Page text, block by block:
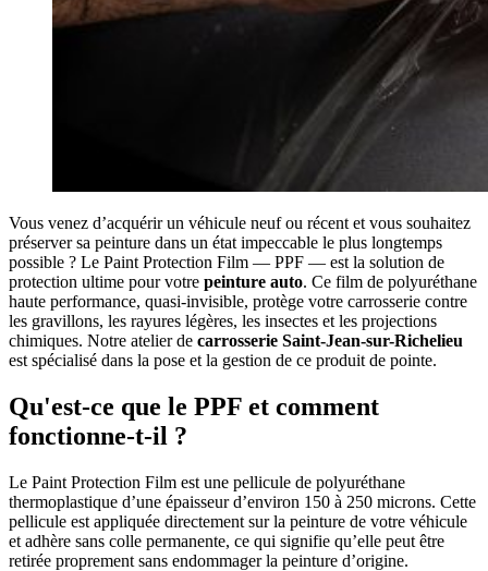
Vous venez d’acquérir un véhicule neuf ou récent et vous souhaitez
préserver sa peinture dans un état impeccable le plus longtemps
possible ? Le Paint Protection Film — PPF — est la solution de
protection ultime pour votre peinture auto. Ce film de polyuréthane
haute performance, quasi-invisible, protège votre carrosserie contre
les gravillons, les rayures légères, les insectes et les projections
chimiques. Notre atelier de carrosserie Saint-Jean-sur-Richelieu
est spécialisé dans la pose et la gestion de ce produit de pointe.
Qu'est-ce que le PPF et comment
fonctionne-t-il ?
Le Paint Protection Film est une pellicule de polyuréthane
thermoplastique d’une épaisseur d’environ 150 à 250 microns. Cette
pellicule est appliquée directement sur la peinture de votre véhicule
et adhère sans colle permanente, ce qui signifie qu’elle peut être
retirée proprement sans endommager la peinture d’origine.